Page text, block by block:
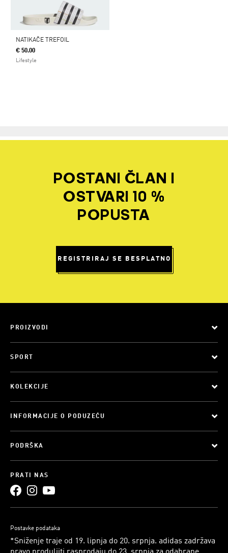
NATIKAČE TREFOIL
€ 50.00
Lifestyle
POSTANI ČLAN I
OSTVARI 10 %
POPUSTA
REGISTRIRAJ SE BESPLATNO
PROIZVODI
SPORT
KOLEKCIJE
INFORMACIJE O PODUZEĆU
PODRŠKA
PRATI NAS
Postavke podataka
*Sniženje traje od 19. lipnja do 20. srpnja. adidas zadržava